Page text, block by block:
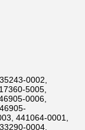
0002,
5005,
0006,
441064-0001,
0004,